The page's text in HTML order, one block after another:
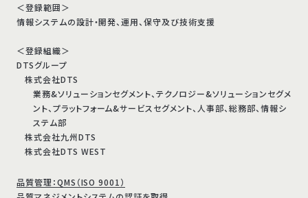
＜登録範囲＞
情報システムの設計・開発、運用、保守及び技術支援
＜登録組織＞
DTSグループ
株式会社DTS
業務&ソリューションセグメント、テクノロジー&ソリューションセグメ
ント、プラットフォーム&サービスセグメント、人事部、総務部、情報シ
ステム部
株式会社九州DTS
株式会社DTS WEST
品質管理：QMS（ISO 9001）